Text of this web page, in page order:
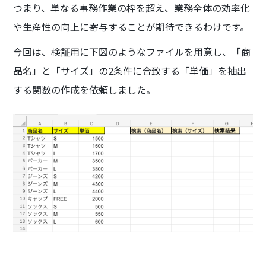
つまり、単なる事務作業の枠を超え、業務全体の効率化
や生産性の向上に寄与することが期待できるわけです。
今回は、検証用に下図のようなファイルを用意し、「商
品名」と「サイズ」の2条件に合致する「単価」を抽出
する関数の作成を依頼しました。